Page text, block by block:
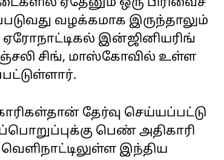
ஏதேனும் ஒரு பிரிவைச்
வழக்கமாக இருந்தாலும்
இன்ஜினியரிங்
சிங், மாஸ்கோவில் உள்ள
தேர்வு செய்யப்பட்டு
பெண் அதிகாரி
இந்திய